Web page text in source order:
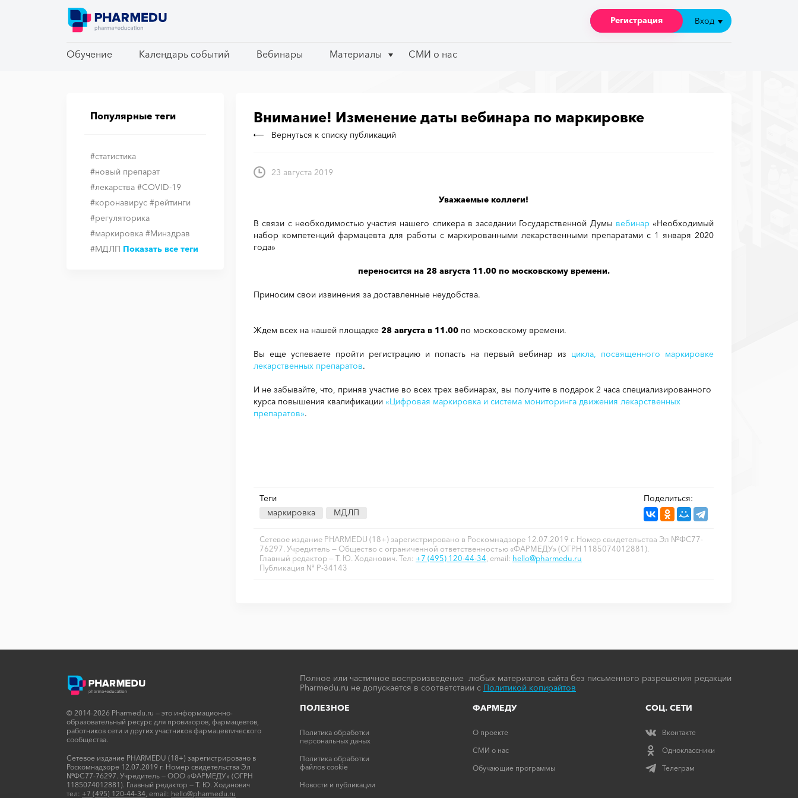
Обучение Календарь событий Вебинары Материалы СМИ о нас
Регистрация Вход
Обучение Календарь событий Вебинары Материалы СМИ о нас
Регистрация Вход
Популярные теги
#статистика
#новый препарат
#лекарства #COVID-19
#коронавирус #рейтинги
#регуляторика
#маркировка #Минздрав
#МДЛП Показать все теги
Внимание! Изменение даты вебинара по маркировке
Вернуться к списку публикаций
23 августа 2019
Уважаемые коллеги!
В связи с необходимостью участия нашего спикера в заседании Государственной Думы вебинар «Необходимый
набор компетенций фармацевта для работы с маркированными лекарственными препаратами с 1 января 2020
года»
переносится на 28 августа 11.00 по московскому времени.
Приносим свои извинения за доставленные неудобства.
Ждем всех на нашей площадке 28 августа в 11.00 по московскому времени.
Вы еще успеваете пройти регистрацию и попасть на первый вебинар из цикла, посвященного маркировке
лекарственных препаратов.
И не забывайте, что, приняв участие во всех трех вебинарах, вы получите в подарок 2 часа специализированного
курса повышения квалификации «Цифровая маркировка и система мониторинга движения лекарственных
препаратов».
Теги
маркировка
МДЛП
Поделиться:
Сетевое издание PHARMEDU (18+) зарегистрировано в Роскомнадзоре 12.07.2019 г. Номер свидетельства Эл №ФС77-
76297. Учредитель — Общество с ограниченной ответственностью «ФАРМЕДУ» (ОГРН 1185074012881).
Главный редактор — Т. Ю. Ходанович. Тел: +7 (495) 120-44-34 , email: hello@pharmedu.ru
Публикация № P-34143
© 2014-2026 Pharmedu.ru — это информационно-
образовательный ресурс для провизоров, фармацевтов,
работников сети и других участников фармацевтического
сообщества.
Сетевое издание PHARMEDU (18+) зарегистрировано в
Роскомнадзоре 12.07.2019 г. Номер свидетельства Эл
№ФС77-76297. Учредитель — ООО «ФАРМЕДУ» (ОГРН
1185074012881). Главный редактор — Т. Ю. Ходанович
тел: +7 (495) 120-44-34, email: hello@pharmedu.ru
Полное или частичное воспроизведение любых материалов сайта без письменного разрешения редакции
Pharmedu.ru не допускается в соответствии с Политикой копирайтов
ПОЛЕЗНОЕ
Политика обработки
персональных даных
Политика обработки
файлов cookie
Новости и публикации
ФАРМЕДУ
О проекте
СМИ о нас
Обучающие программы
СОЦ. СЕТИ
Вконтакте
Одноклассники
Телеграм